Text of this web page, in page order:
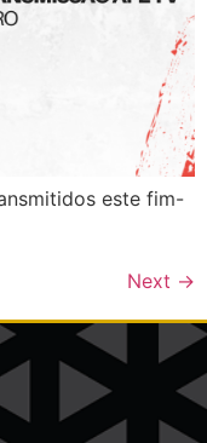
este fim-
Next →